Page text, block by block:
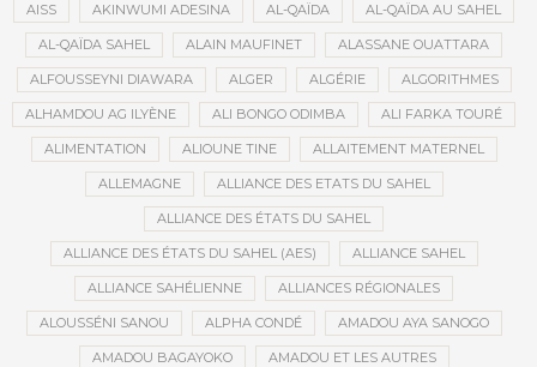
AISS AKINWUMI ADESINA AL-QAÏDA AL-QAÏDA AU SAHEL
AL-QAÏDA SAHEL ALAIN MAUFINET ALASSANE OUATTARA
ALFOUSSEYNI DIAWARA ALGER ALGÉRIE ALGORITHMES
ALHAMDOU AG ILYÈNE ALI BONGO ODIMBA ALI FARKA TOURÉ
ALIMENTATION ALIOUNE TINE ALLAITEMENT MATERNEL
ALLEMAGNE ALLIANCE DES ETATS DU SAHEL
ALLIANCE DES ÉTATS DU SAHEL
ALLIANCE DES ÉTATS DU SAHEL (AES) ALLIANCE SAHEL
ALLIANCE SAHÉLIENNE ALLIANCES RÉGIONALES
ALOUSSÉNI SANOU ALPHA CONDÉ AMADOU AYA SANOGO
AMADOU BAGAYOKO AMADOU ET LES AUTRES